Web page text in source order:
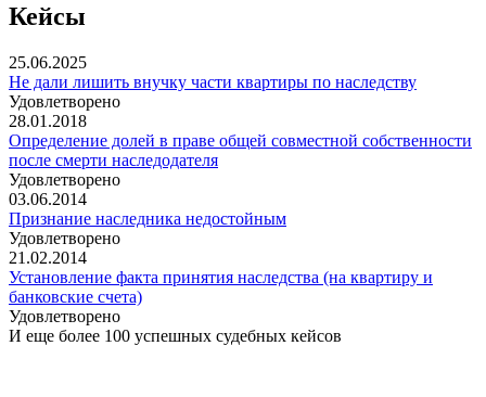
Кейсы
25.06.2025
Не дали лишить внучку части квартиры по наследству
Удовлетворено
28.01.2018
Определение долей в праве общей совместной собственности
после смерти наследодателя
Удовлетворено
03.06.2014
Признание наследника недостойным
Удовлетворено
21.02.2014
Установление факта принятия наследства (на квартиру и
банковские счета)
Удовлетворено
И еще более 100 успешных судебных кейсов